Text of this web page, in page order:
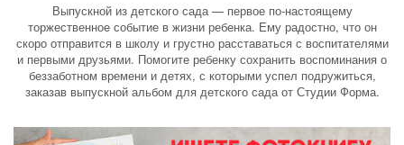
Выпускной из детского сада — первое по-настоящему
торжественное событие в жизни ребенка. Ему радостно, что он
скоро отправится в школу и грустно расставаться с воспитателями
и первыми друзьями. Помогите ребенку сохранить воспоминания о
беззаботном времени и детях, с которыми успел подружиться,
заказав выпускной альбом для детского сада от Студии Форма.